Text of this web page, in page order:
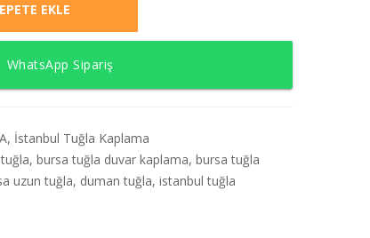
EKLE
WhatsApp Sipariş
, İstanbul Tuğla Kaplama
, bursa tuğla duvar kaplama, bursa tuğla
uzun tuğla, duman tuğla, istanbul tuğla